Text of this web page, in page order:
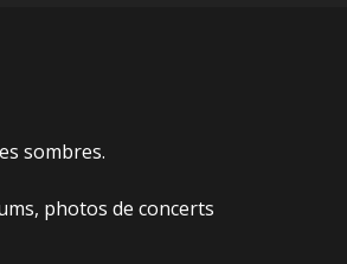
sombres.
photos de concerts